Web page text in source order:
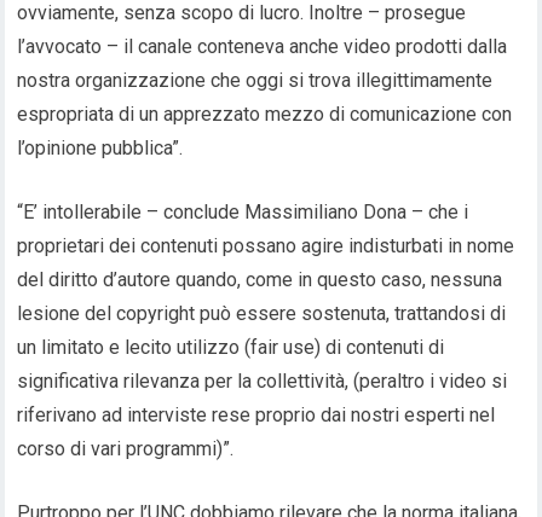
ovviamente, senza scopo di lucro. Inoltre – prosegue
l’avvocato – il canale conteneva anche video prodotti dalla
nostra organizzazione che oggi si trova illegittimamente
espropriata di un apprezzato mezzo di comunicazione con
l’opinione pubblica”.
“E’ intollerabile – conclude Massimiliano Dona – che i
proprietari dei contenuti possano agire indisturbati in nome
del diritto d’autore quando, come in questo caso, nessuna
lesione del copyright può essere sostenuta, trattandosi di
un limitato e lecito utilizzo (fair use) di contenuti di
significativa rilevanza per la collettività, (peraltro i video si
riferivano ad interviste rese proprio dai nostri esperti nel
corso di vari programmi)”.